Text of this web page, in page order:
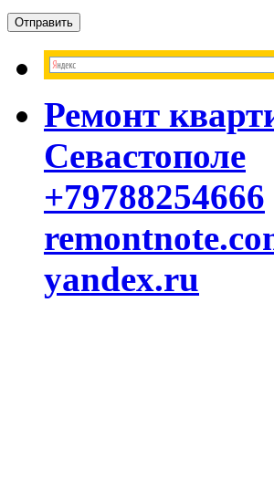
Ремонт
Севастополе
+79788254666
yandex.ru